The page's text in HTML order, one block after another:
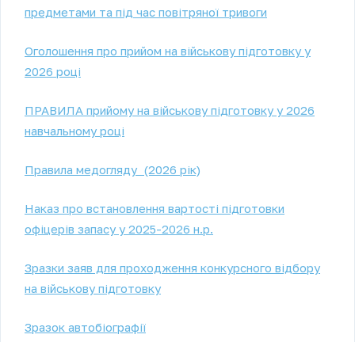
предметами та під час повітряної тривоги
Оголошення про прийом на військову підготовку у
2026 році
ПРАВИЛА прийому на військову підготовку у 2026
навчальному році
Правила медогляду (2026 рік)
Наказ про встановлення вартості підготовки
офіцерів запасу у 2025-2026 н.р.
Зразки заяв для проходження конкурсного відбору
на військову підготовку
Зразок автобіографії